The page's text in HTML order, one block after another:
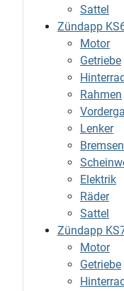
Sattel
Zündapp
Motor
Getriebe
Rahmen
Lenker
Bremsen
Elektrik
Räder
Sattel
Zündapp
Motor
Getriebe